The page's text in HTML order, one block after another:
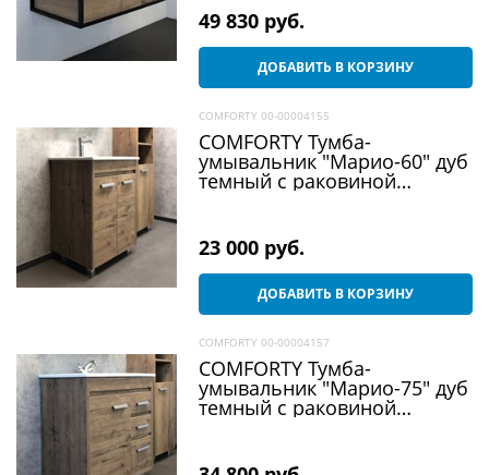
49 830 руб.
ДОБАВИТЬ В КОРЗИНУ
COMFORTY 00-00004155
COMFORTY Тумба-
умывальник "Марио-60" дуб
темный с раковиной
23 000 руб.
ДОБАВИТЬ В КОРЗИНУ
COMFORTY 00-00004157
COMFORTY Тумба-
умывальник "Марио-75" дуб
темный с раковиной